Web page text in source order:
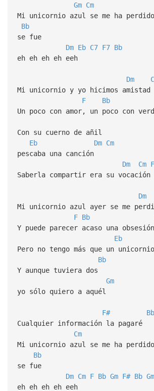
Gm Cm
Mi unicornio azul se me ha
Bb
se fue
Dm Eb C7 F7 Bb
eh eh eh eh eeh
Dm
Mi unicornio y yo hicimos amistad
F
Bb
Un poco con amor, un poco con
Con su cuerno de añil
Eb
Dm Cm
pescaba una canción
Dm
Cm F
Saberla compartir era su vocación
Dm
Mi unicornio azul ayer se me
F Bb
Y puede parecer acaso una obsesión
Eb
Pero no tengo más que un
Bb
Y aunque tuviera dos
Gm
yo sólo quiero a aquél
F#
Bb
Cualquier información la pagaré
Cm
Mi unicornio azul se me ha
Bb
se fue
Dm Cm F Bb Gm F# Bb Gm
eh eh eh eh eeh